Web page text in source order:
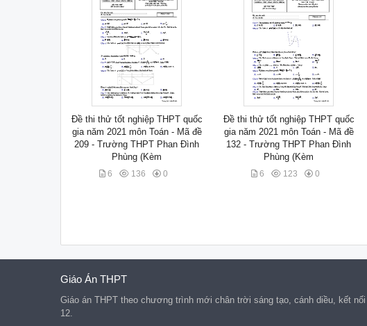
Đề thi thử tốt nghiệp THPT quốc
gia năm 2021 môn Toán - Mã đề
209 - Trường THPT Phan Đình
Phùng (Kèm
6 136 0
Đề thi thử tốt nghiệp THPT quốc
gia năm 2021 môn Toán - Mã đề
132 - Trường THPT Phan Đình
Phùng (Kèm
6 123 0
Giáo Án THPT
Giáo án THPT theo chương trình mới chân trời sáng tạo, cánh diều, kết
12.